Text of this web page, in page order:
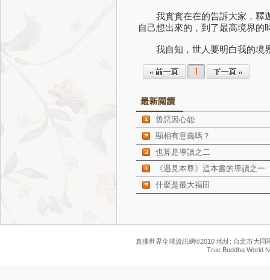
我實實在在的告訴大家，釋迦
自己想出來的，到了最高境界的
我自知，世人要明白我的境界
1
善惡因心怨
顯相有意義嗎？
也算是導讀之二
《遇見本尊》這本書的導讀之一
什麼是最大福田
真佛世界全球資訊網©2010 地址: 台北市大同
True Buddha World